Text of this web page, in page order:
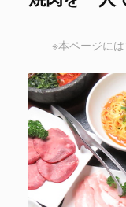
※本ページには